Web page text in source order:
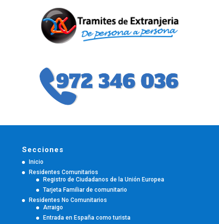
Secciones
Inicio
Residentes Comunitarios
Registro de Ciudadanos de la Unión Europea
Tarjeta Familiar de comunitario
Residentes No Comunitarios
Arraigo
Entrada en España como turista